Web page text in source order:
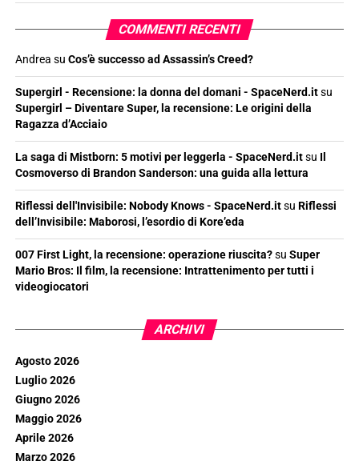
COMMENTI RECENTI
Andrea su Cos’è successo ad Assassin’s Creed?
Supergirl - Recensione: la donna del domani - SpaceNerd.itsu
Supergirl – Diventare Super, la recensione: Le origini della
Ragazza d’Acciaio
La saga di Mistborn: 5 motivi per leggerla - SpaceNerd.itsu Il
Cosmoverso di Brandon Sanderson: una guida alla lettura
Riflessi dell'Invisibile: Nobody Knows - SpaceNerd.itsu Riflessi
dell’Invisibile: Maborosi, l’esordio di Kore’eda
007 First Light, la recensione: operazione riuscita?su Super
Mario Bros: Il film, la recensione: Intrattenimento per tutti i
videogiocatori
ARCHIVI
Agosto 2026
Luglio 2026
Giugno 2026
Maggio 2026
Aprile 2026
Marzo 2026